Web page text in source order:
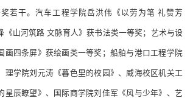
若干。汽车工程学院岳洪伟《以劳为笔 礼赞芳
《山河筑路 文脉育人》获书法类一等奖；艺术与设
画四条屏》获绘画类一等奖；船舶与港口工程学院
理学院刘元涛《暮色里的校园》、威海校区机关工
星辰瞭望》、国际商学院刘佳军《风与少年》、艺